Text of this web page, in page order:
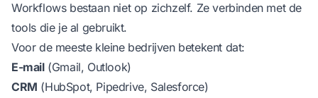
Workflows bestaan niet op zichzelf. Ze verbinden met de
tools die je al gebruikt.
Voor de meeste kleine bedrijven betekent dat:
E-mail(Gmail, Outlook)
CRM (HubSpot, Pipedrive, Salesforce)